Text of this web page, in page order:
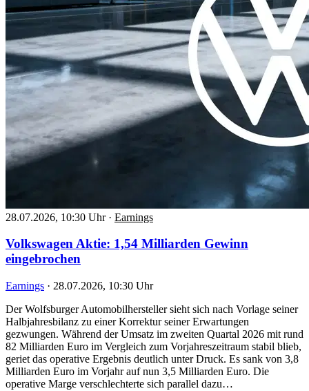
28.07.2026, 10:30 Uhr · Earnings
Volkswagen Aktie: 1,54 Milliarden Gewinn
eingebrochen
Earnings · 28.07.2026, 10:30 Uhr
Der Wolfsburger Automobilhersteller sieht sich nach Vorlage seiner
Halbjahresbilanz zu einer Korrektur seiner Erwartungen
gezwungen. Während der Umsatz im zweiten Quartal 2026 mit rund
82 Milliarden Euro im Vergleich zum Vorjahreszeitraum stabil blieb,
geriet das operative Ergebnis deutlich unter Druck. Es sank von 3,8
Milliarden Euro im Vorjahr auf nun 3,5 Milliarden Euro. Die
operative Marge verschlechterte sich parallel dazu…